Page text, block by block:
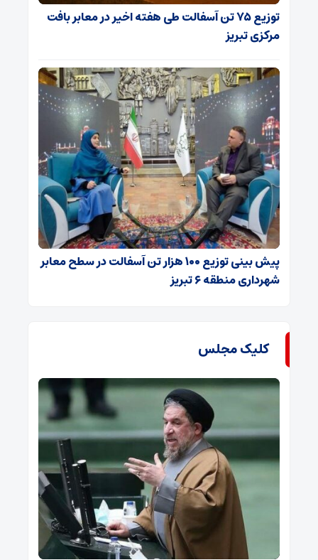
توزیع ۷۵ تن آسفالت طی هفته اخیر در معابر بافت
مرکزی تبریز
پیش بینی توزیع ۱۰۰ هزار تن آسفالت در سطح معابر
شهرداری منطقه ۶ تبریز
کلیک مجلس